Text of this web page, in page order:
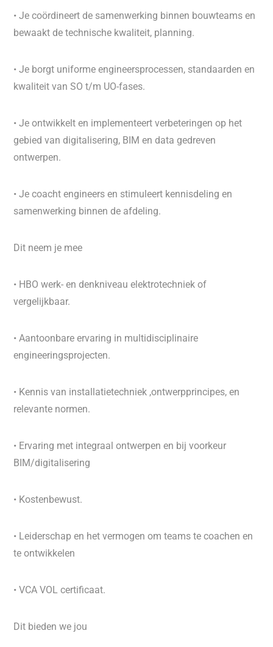
• Je coördineert de samenwerking binnen bouwteams en
bewaakt de technische kwaliteit, planning.
• Je borgt uniforme engineersprocessen, standaarden en
kwaliteit van SO t/m UO-fases.
• Je ontwikkelt en implementeert verbeteringen op het
gebied van digitalisering, BIM en data gedreven
ontwerpen.
• Je coacht engineers en stimuleert kennisdeling en
samenwerking binnen de afdeling.
Dit neem je mee
• HBO werk- en denkniveau elektrotechniek of
vergelijkbaar.
• Aantoonbare ervaring in multidisciplinaire
engineeringsprojecten.
• Kennis van installatietechniek ,ontwerpprincipes, en
relevante normen.
• Ervaring met integraal ontwerpen en bij voorkeur
BIM/digitalisering
• Kostenbewust.
• Leiderschap en het vermogen om teams te coachen en
te ontwikkelen
• VCA VOL certificaat.
Dit bieden we jou